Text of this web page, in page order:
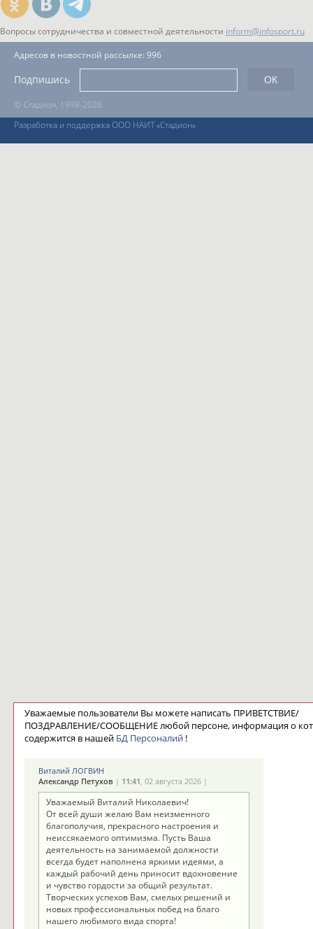
Вопросы сотрудничества и совместной деятельности inform@infosport.ru
© Стадион, 1998-2026
Разработка и поддержка ООО НАИТ «Стадион»
Адресов в новостной рассылке: 996
Подпишись
Уважаемые пользователи Вы можете написать ПРИВЕТСТВИЕ/
ПОЗДРАВЛЕНИЕ/СООБЩЕНИЕ любой персоне, информация о
содержится в нашей БД Персоналий!
Виталий ЛОГВИН
Александр Петухов| 11:41, 02 августа 2026 |
Уважаемый Виталий Николаевич!
От всей души желаю Вам неизменного
благополучия, прекрасного настроения и
неиссякаемого оптимизма. Пусть Ваша
деятельность на занимаемой должности
всегда будет наполнена яркими идеями, а
каждый рабочий день приносит вдохновение
и чувство гордости за общий результат.
Творческих успехов Вам, смелых решений и
новых профессиональных побед на благо
нашего любимого вида спорта!